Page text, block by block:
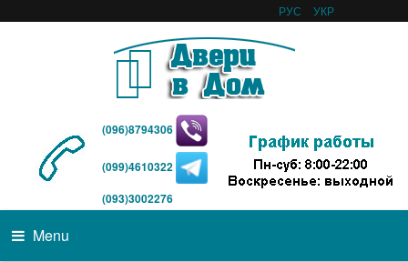
РУС УКР
(096)8794306
(099)4610322
(093)3002276
Menu